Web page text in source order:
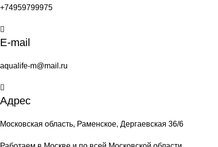
+74959799975
E-mail
aqualife-m@mail.ru
Адрес
Московская область, Раменское, Дергаевская 36/6